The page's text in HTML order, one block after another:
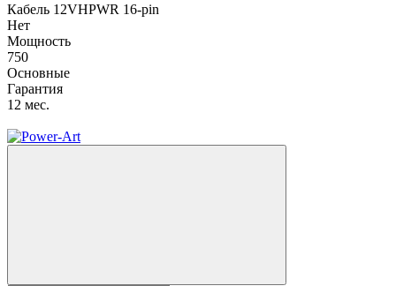
Кабель 12VHPWR 16-pin
Нет
Мощность
750
Основные
Гарантия
12 мес.